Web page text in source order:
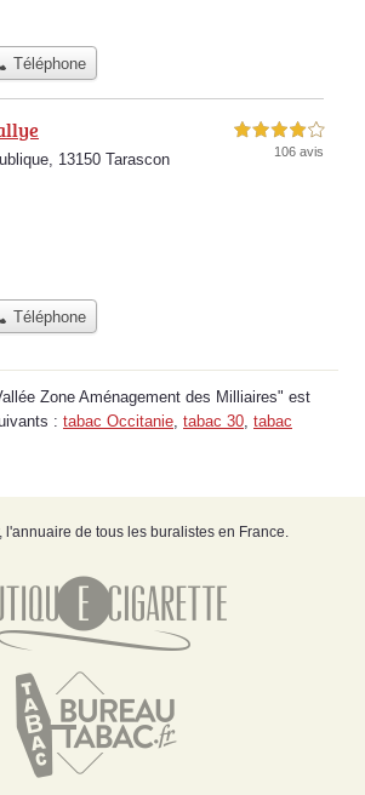
Téléphone
13150 Tarascon
4,0 étoiles sur 5
106 avis
Téléphone
Zone Aménagement des Milliaires" est
: tabac Occitanie, tabac 30, tabac
l'annuaire de tous les buralistes en France.